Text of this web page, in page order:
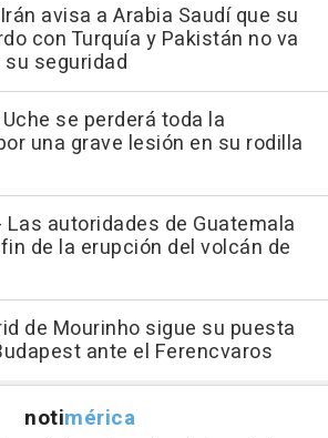
avisa a Arabia Saudí que su
con Turquía y Pakistán no va
seguridad
se perderá toda la
una grave lesión en su rodilla
Las autoridades de Guatemala
de la erupción del volcán de
de Mourinho sigue su puesta
ante el Ferencvaros
notimérica